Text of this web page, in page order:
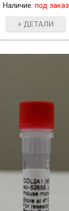
Наличие: под заказ
+ ДЕТАЛИ